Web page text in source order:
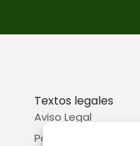
Textos legales
Aviso Legal
Política de privacidad